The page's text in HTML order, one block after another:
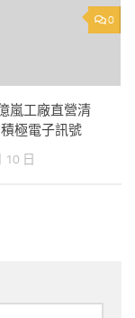
0
嵐工廠直營清
極電子訊號
10 日